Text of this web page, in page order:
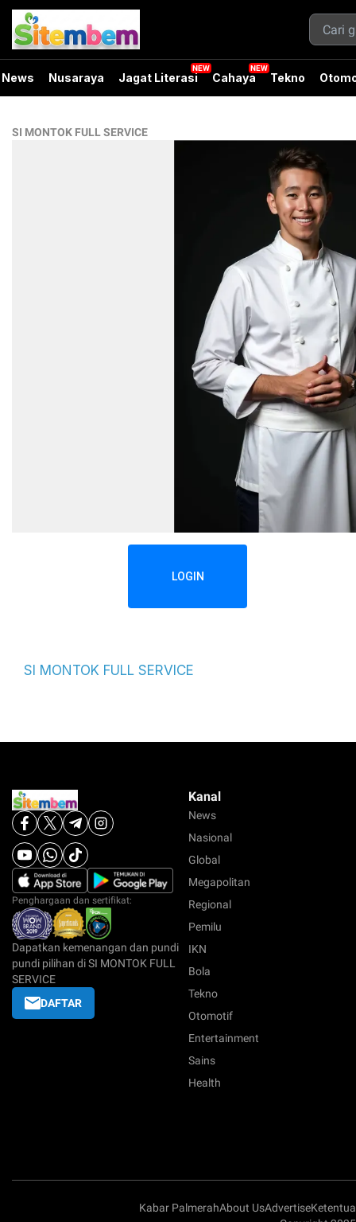
News Nusaraya Jagat Literasi Cahaya Tekno
SI MONTOK FULL SERVICE
LOGIN
SI MONTOK FULL SERVICE
Penghargaan dan sertifikat:
Dapatkan kemenangan dan pundi
pundi pilihan di SI MONTOK FULL
SERVICE
DAFTAR
Kanal
News
Nasional
Global
Megapolitan
Regional
Pemilu
IKN
Bola
Tekno
Otomotif
Entertainment
Sains
Health
Kabar PalmerahAbout UsAdvertise